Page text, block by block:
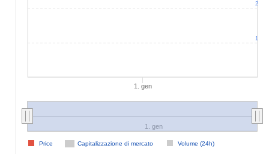
1. gen
Capitalizzazione di mercato Volume (24h)
Price
1. gen
1
2